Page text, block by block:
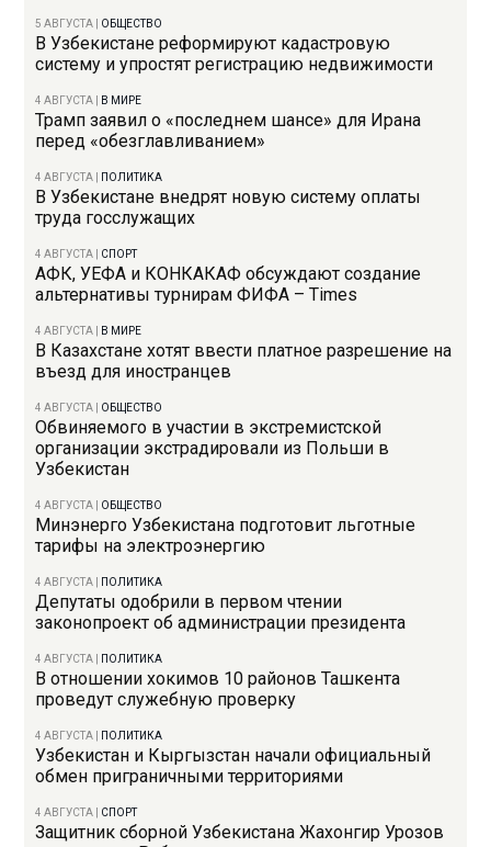
5 АВГУСТА ОБЩЕСТВО
В Узбекистане реформируют кадастровую
систему и упростят регистрацию недвижимости
4 АВГУСТА В МИРЕ
Трамп заявил о «последнем шансе» для Ирана
перед «обезглавливанием»
4 АВГУСТА ПОЛИТИКА
В Узбекистане внедрят новую систему оплаты
труда госслужащих
4 АВГУСТА СПОРТ
АФК, УЕФА и КОНКАКАФ обсуждают создание
альтернативы турнирам ФИФА – Times
4 АВГУСТА В МИРЕ
В Казахстане хотят ввести платное разрешение на
въезд для иностранцев
4 АВГУСТА ОБЩЕСТВО
Обвиняемого в участии в экстремистской
организации экстрадировали из Польши в
Узбекистан
4 АВГУСТА ОБЩЕСТВО
Минэнерго Узбекистана подготовит льготные
тарифы на электроэнергию
4 АВГУСТА ПОЛИТИКА
Депутаты одобрили в первом чтении
законопроект об администрации президента
4 АВГУСТА ПОЛИТИКА
В отношении хокимов 10 районов Ташкента
проведут служебную проверку
4 АВГУСТА ПОЛИТИКА
Узбекистан и Кыргызстан начали официальный
обмен приграничными территориями
4 АВГУСТА СПОРТ
Защитник сборной Узбекистана Жахонгир Урозов